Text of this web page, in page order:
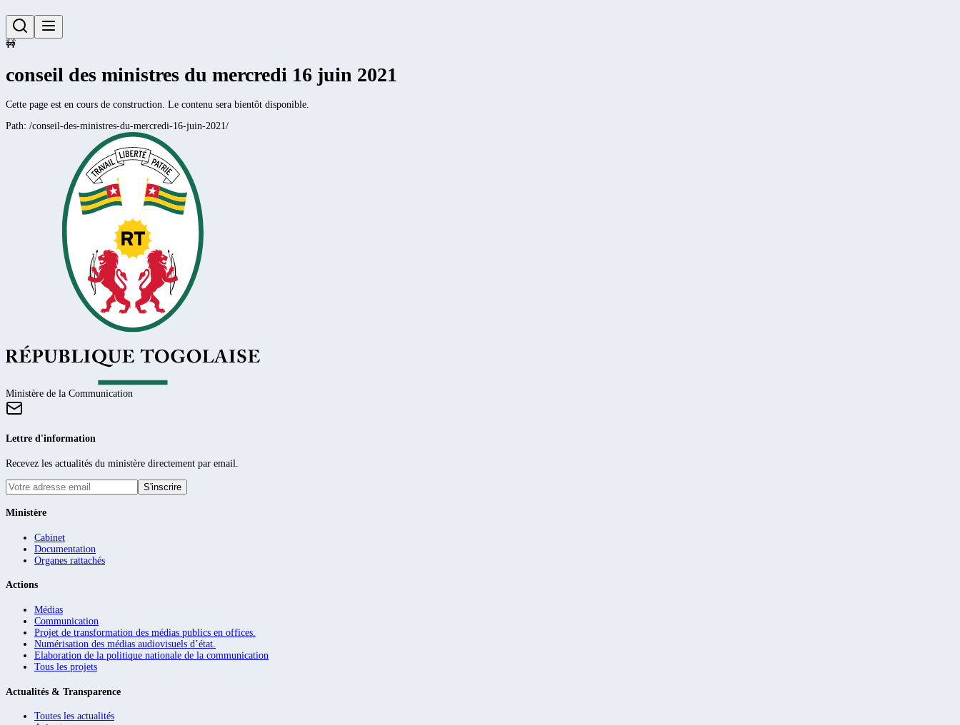
🚧
conseil des ministres du mercredi 16 juin 2021
Cette page est en cours de construction. Le contenu sera bientôt disponible.
Path: /conseil-des-ministres-du-mercredi-16-juin-2021/
Ministère de la Communication
Lettre d'information
Recevez les actualités du ministère directement par email.
S'inscrire
Ministère
Cabinet
Documentation
Organes rattachés
Actions
Médias
Communication
Projet de transformation des médias publics en offices.
Numérisation des médias audiovisuels d’état.
Elaboration de la politique nationale de la communication
Tous les projets
Actualités & Transparence
Toutes les actualités